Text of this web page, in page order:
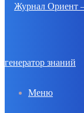
Меню